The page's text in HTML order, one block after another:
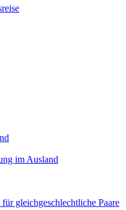
im Ausland
gleichgeschlechtliche Paare